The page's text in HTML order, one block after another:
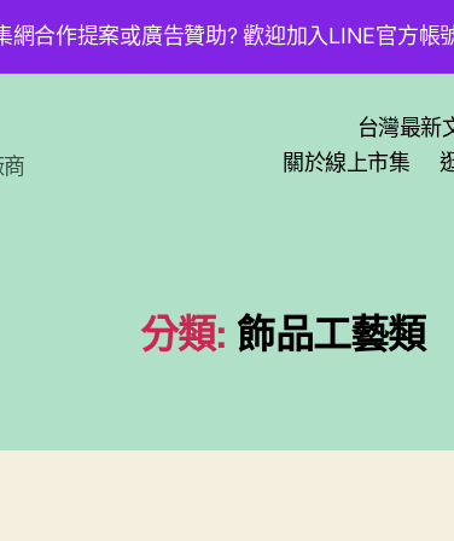
網合作提案或廣告贊助? 歡迎加入LINE官方帳
台灣最新
關於線上市集
分類: 飾品工藝類